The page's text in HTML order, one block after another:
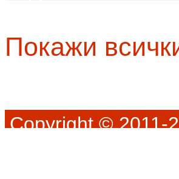
Покажи
Copyright © 2011-